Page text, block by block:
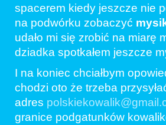
spacerem kiedy jeszcze nie
na podwórku zobaczyć
udało mi się zrobić na miarę
dziadka spotkałem jeszcze
I na koniec chciałbym
chodzi oto że trzeba
adres
granice podgatunków